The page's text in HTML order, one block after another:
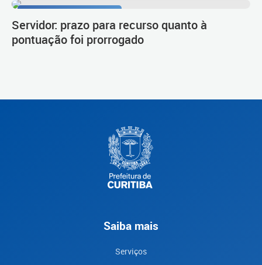
Servidor: prazo para recurso quanto à
pontuação foi prorrogado
Saiba mais
Serviços